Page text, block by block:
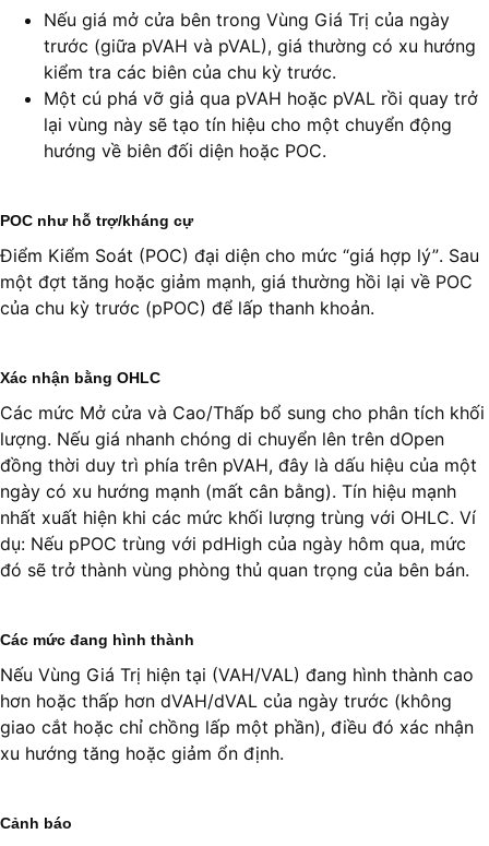
Nếu giá mở cửa bên trong Vùng Giá Trị của ngày
trước (giữa pVAH và pVAL), giá thường có xu hướng
kiểm tra các biên của chu kỳ trước.
Một cú phá vỡ giả qua pVAH hoặc pVAL rồi quay trở
lại vùng này sẽ tạo tín hiệu cho một chuyển động
hướng về biên đối diện hoặc POC.
POC như hỗ trợ/kháng cự
Điểm Kiểm Soát (POC) đại diện cho mức “giá hợp lý”. Sau
một đợt tăng hoặc giảm mạnh, giá thường hồi lại về POC
của chu kỳ trước (pPOC) để lấp thanh khoản.
Xác nhận bằng OHLC
Các mức Mở cửa và Cao/Thấp bổ sung cho phân tích khối
lượng. Nếu giá nhanh chóng di chuyển lên trên dOpen
đồng thời duy trì phía trên pVAH, đây là dấu hiệu của một
ngày có xu hướng mạnh (mất cân bằng). Tín hiệu mạnh
nhất xuất hiện khi các mức khối lượng trùng với OHLC. Ví
dụ: Nếu pPOC trùng với pdHigh của ngày hôm qua, mức
đó sẽ trở thành vùng phòng thủ quan trọng của bên bán.
Các mức đang hình thành
Nếu Vùng Giá Trị hiện tại (VAH/VAL) đang hình thành cao
hơn hoặc thấp hơn dVAH/dVAL của ngày trước (không
giao cắt hoặc chỉ chồng lấp một phần), điều đó xác nhận
xu hướng tăng hoặc giảm ổn định.
Cảnh báo